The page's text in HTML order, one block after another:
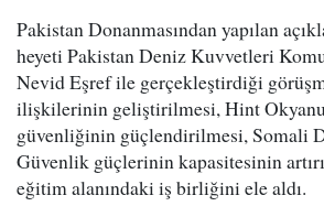
Pakistan Donanmasından yapılan
heyeti Pakistan Deniz Kuvvetleri
Nevid Eşref ile gerçekleştirdiği
ilişkilerinin geliştirilmesi, Hint
güvenliğinin güçlendirilmesi, Somali
Güvenlik güçlerinin kapasitesinin
eğitim alanındaki iş birliğini ele aldı.